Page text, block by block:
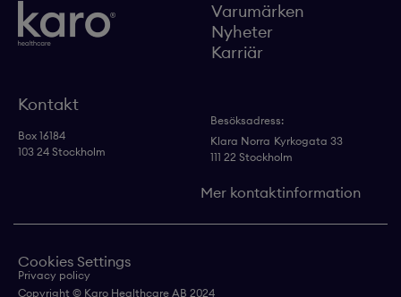
Varumärken
Nyheter
Karriär
Kontakt
Box 16184
103 24 Stockholm
Besöksadress:
Klara Norra Kyrkogata 33
111 22 Stockholm
Mer kontaktinformation
Cookies Settings
Privacy policy
Copyright © Karo Healthcare AB 2024